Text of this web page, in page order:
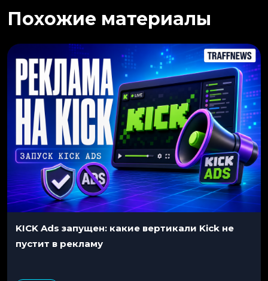
Похожие материалы
KICK Ads запущен: какие вертикали Kick не
пустит в рекламу